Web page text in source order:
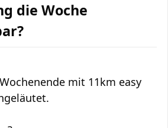
die Woche
mit 11km easy